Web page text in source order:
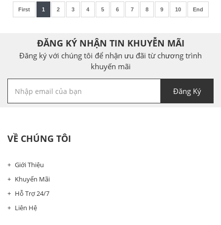
First 1 2 3 4 5 6 7 8 9 10 End
ĐĂNG KÝ NHẬN TIN KHUYỄN MÃI
Đăng ký với chúng tôi để nhận ưu đãi từ chương trình
khuyến mãi
Đăng Ký
VỀ CHÚNG TÔI
Giới Thiệu
Khuyến Mãi
Hỗ Trợ 24/7
Liên Hệ